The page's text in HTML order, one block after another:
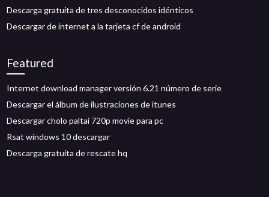
Descarga gratuita de tres desconocidos idénticos
Descargar de internet a la tarjeta cf de android
Featured
Internet download manager versión 6.21 número de serie
Descargar el álbum de ilustraciones de itunes
Descargar cholo paltai 720p movie para pc
Rsat windows 10 descargar
Descarga gratuita de rescate hq